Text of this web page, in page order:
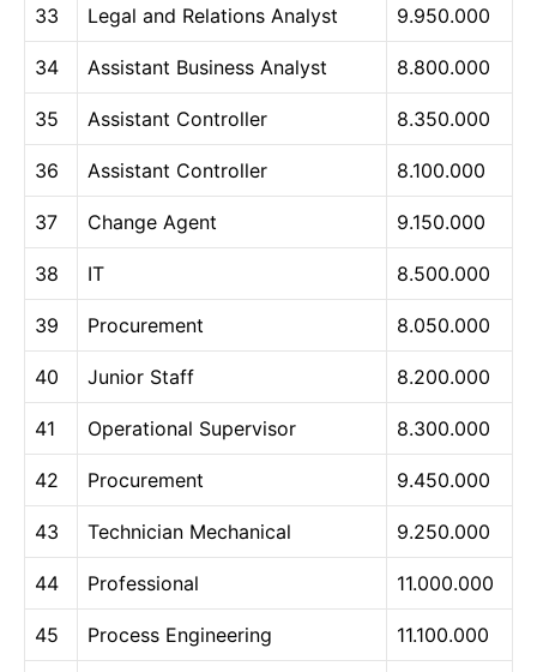
33 Legal and Relations Analyst 9.950.000
34 Assistant Business Analyst 8.800.000
35 Assistant Controller 8.350.000
36 Assistant Controller 8.100.000
37 Change Agent 9.150.000
38 IT 8.500.000
39 Procurement 8.050.000
40 Junior Staff 8.200.000
41 Operational Supervisor 8.300.000
42 Procurement 9.450.000
43 Technician Mechanical 9.250.000
44 Professional 11.000.000
45 Process Engineering 11.100.000